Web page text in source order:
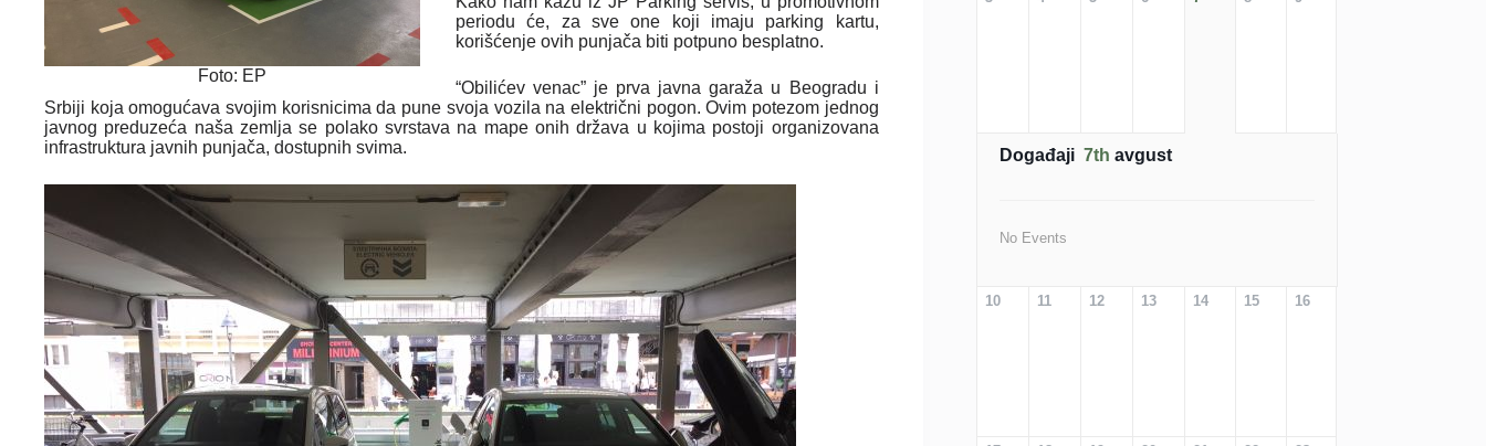
Foto: EP
periodu će, za sve one koji imaju parking kartu,
korišćenje ovih punjača biti potpuno besplatno.
“Obilićev venac” je prva javna garaža u Beogradu i
Srbiji koja omogućava svojim korisnicima da pune svoja vozila na električni pogon. Ovim potezom jednog
javnog preduzeća naša zemlja se polako svrstava na mape onih država u kojima postoji organizovana
infrastruktura javnih punjača, dostupnih svima.
Događaji 7th avgust
No Events
10 11 12 13 14 15 16